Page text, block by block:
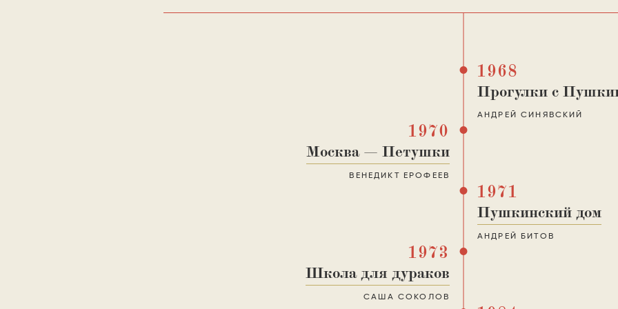
1968
Прогулки с
АНДРЕЙ СИНЯВСКИЙ
1970
Москва — Петушки
ВЕНЕДИКТ ЕРОФЕЕВ
1971
Пушкинский дом
АНДРЕЙ БИТОВ
1973
Школа для дураков
САША СОКОЛОВ